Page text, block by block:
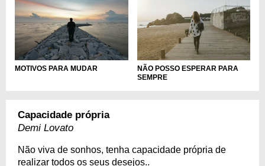
MOTIVOS PARA MUDAR
NÃO POSSO ESPERAR PARA
SEMPRE
Capacidade própria
Demi Lovato
Não viva de sonhos, tenha capacidade própria de
realizar todos os seus desejos..